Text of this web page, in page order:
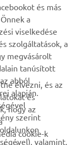
különleges
és más
a
viselkedése
szolgáltatások, a
megvásárolt
tanúsított
abból
alapján.
szerint
valamint,
élvezni, és az
és
hogy az
cookie-k